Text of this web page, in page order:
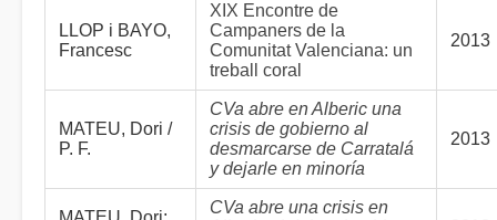
LLOP i BAYO,
Francesc
XIX Encontre de
Campaners de la
Comunitat Valenciana: un
treball coral
2013
MATEU, Dori /
P. F.
CVa abre en Alberic una
crisis de gobierno al
desmarcarse de Carratalá
y dejarle en minoría
2013
CVa abre una crisis en